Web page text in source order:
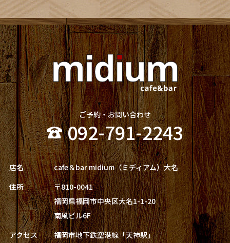
ご予約・お問い合わせ
092-791-2243
店名
cafe＆bar midium（ミディアム）大名
住所
〒810-0041
福岡県福岡市中央区大名1-1-20
南風ビル6F
アクセス
福岡市地下鉄空港線「天神駅」